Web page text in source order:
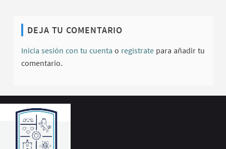
DEJA TU COMENTARIO
Inicia sesión con tu cuenta o regístrate para añadir tu
comentario.